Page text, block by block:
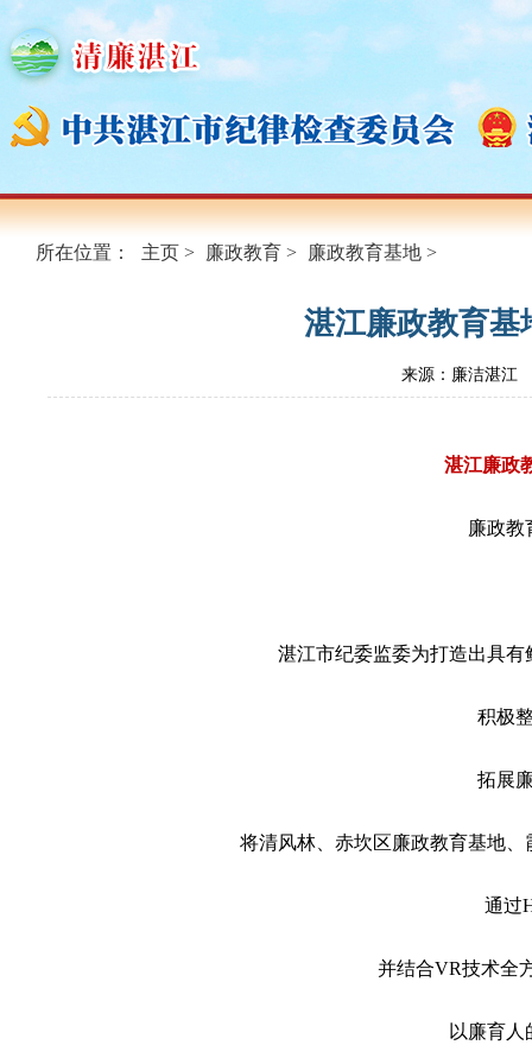
所在位置： 主页 > 廉政教育 > 廉政教育基地 >
湛江廉政教育基
来源：廉洁湛江
湛江廉政
廉政教
湛江市纪委监委为打造出具
积极
拓展
将清风林、赤坎区廉政教育基地
通过
并结合VR技术全
以廉育